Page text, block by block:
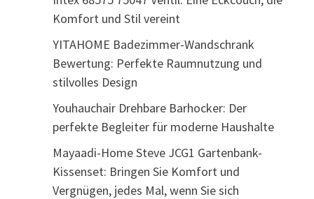
Komfort und Stil vereint
YITAHOME Badezimmer-Wandschrank
Bewertung: Perfekte Raumnutzung und
stilvolles Design
Youhauchair Drehbare Barhocker: Der
perfekte Begleiter für moderne Haushalte
Mayaadi-Home Steve JCG1 Gartenbank-
Kissenset: Bringen Sie Komfort und
Vergnügen, jedes Mal, wenn Sie sich